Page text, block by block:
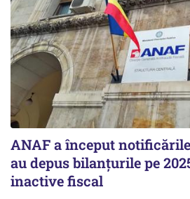
ANAF a început
au depus bilanțurile pe
inactive fiscal